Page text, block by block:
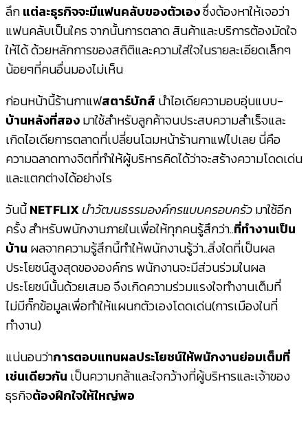
ลึกแต่ละธุรกิจจะมีแฟนคลับของตัวเองซึ่งต้องหาให้เจอว่า
แฟนคลับเป็นใคร จากนั้นการตลาด สินค้าและบริการต้องมัดใจ
ให้ได้ ด้วยหลักการของสถิติและความใส่ใจในรายละเอียดเล็กๆ
น้อยๆที่คนอื่นมองไม่เห็น
ก่อนหน้านี้ร้านกาแฟสตาร์บักส์ นำไอเดียความอบอุ่นแบบ-
บ้านหลังที่สองมาใช้สำหรับลูกค้าจนประสบความสำเร็จและ
เกิดไอเดียการตลาดที่เปลี่ยนโฉมหน้าร้านกาแฟไปเลย นี่คือ
ความฉลาดทางจิตที่ทำให้ผู้บริหารคิดได้ว่าจะสร้างความโดดเด่น
และแตกต่างได้อย่างไร
วันนี้NETFLIXนำวัฒนธรรมองค์กรแบบครอบครัวมาใช้อีก
ครั้ง สำหรับพนักงานภายในเพื่อให้ทุกคนรู้สึกว่า..ที่ทำงานเป็น
บ้าน ผลจากความรู้สึกนี้ทำให้พนักงานรู้ว่า..สิ่งใดที่เป็นผล
ประโยชน์สูงสุดขององค์กร พนักงานจะมีส่วนร่วมในผล
ประโยชน์นั้นด้วยเสมอ จึงเกิดความร่วมแรงใจทำงานเต็มที่
ไม่มีกั๊กข้อมูลเพื่อทำให้แผนกตัวเองโดดเด่น(การเมืองในที่
ทำงาน)
แน่นอนว่าการตอบแทนผลประโยชน์ให้พนักงานย่อมเต็มที่
เช่นเดียวกัน เป็นความกล้าและใจกว้างที่ผู้บริหารและเจ้าของ
ธุรกิจต้องฝึกใจให้ใหญ่พอ